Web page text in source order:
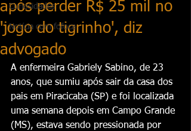
Curiosidades
Notícia com fofoca
após perder R$ 25 mil no
'jogo do tigrinho', diz
advogado
A enfermeira Gabriely Sabino, de 23
anos, que sumiu após sair da casa dos
pais em Piracicaba (SP) e foi localizada
uma semana depois em Campo Grande
(MS), estava sendo pressionada por